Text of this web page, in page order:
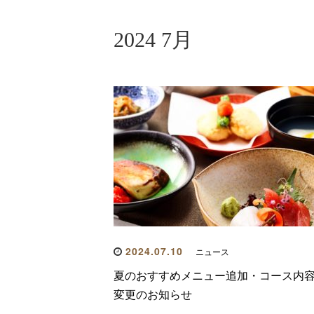
2024 7月
2024.07.10 ニュース
夏のおすすめメニュー追加・コース内
変更のお知らせ